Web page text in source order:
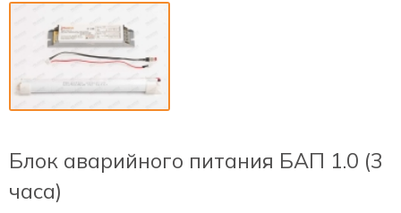
Блок аварийного питания БАП 1.0 (3
часа)